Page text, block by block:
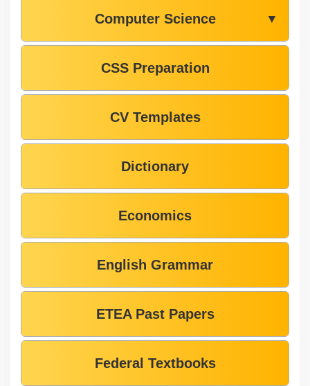
Computer Science ▼
CSS Preparation
CV Templates
Dictionary
Economics
English Grammar
ETEA Past Papers
Federal Textbooks